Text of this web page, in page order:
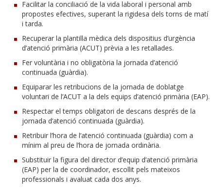
Facilitar la conciliació de la vida laboral i personal amb
propostes efectives, superant la rigidesa dels torns de matí
i tarda.
Recuperar la plantilla mèdica dels dispositius d’urgència
d’atenció primària (ACUT) prèvia a les retallades.
Fer voluntària i no obligatòria la jornada d’atenció
continuada (guàrdia).
Equiparar les retribucions de la jornada de doblatge
voluntari de l’ACUT a la dels equips d’atenció primària (EAP).
Respectar el temps obligatori de descans després de la
jornada d’atenció continuada (guàrdia).
Retribuir l’hora de l’atenció continuada (guàrdia) com a
mínim al preu de l’hora de jornada ordinària.
Substituir la figura del director d’equip d’atenció primària
(EAP) per la de coordinador, escollit pels mateixos
professionals i avaluat cada dos anys.